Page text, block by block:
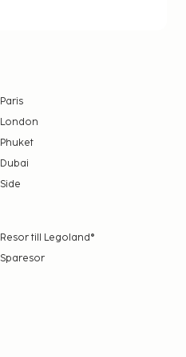
Paris
London
Phuket
Dubai
Side
Resor till Legoland®
Sparesor